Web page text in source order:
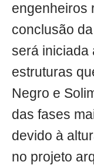
engenheiros
conclusão
será iniciada
estruturas
Negro e
das fases
devido à
no projeto